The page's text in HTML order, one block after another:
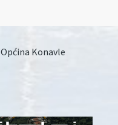
Općina Konavle